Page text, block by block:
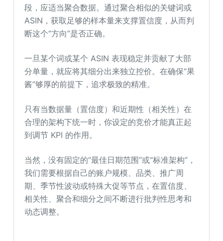
段，应适当聚合数据。通过聚合相似的关键词或
ASIN，获取足够的样本量来支撑置信度，从而判
断这个“方向”是否正确。
一旦某个词或某个 ASIN 表现稳定并贡献了大部
分单量，就应将其细分出来独立控价。在确保“果
酱”够厚的前提下，追求极致的精准。
只有当数据量（置信度）和近期性（相关性）在
合理的架构下统一时，你设定的竞价才能真正起
到调节 KPI 的作用。
当然，没有固定的“最佳日期范围”或“标准架构”，
我们需要根据自己的账户规模、品类、推广周
期、季节性波动或特殊大促等节点，在置信度、
相关性、聚合和细分之间不断进行批判性思考和
动态调整。